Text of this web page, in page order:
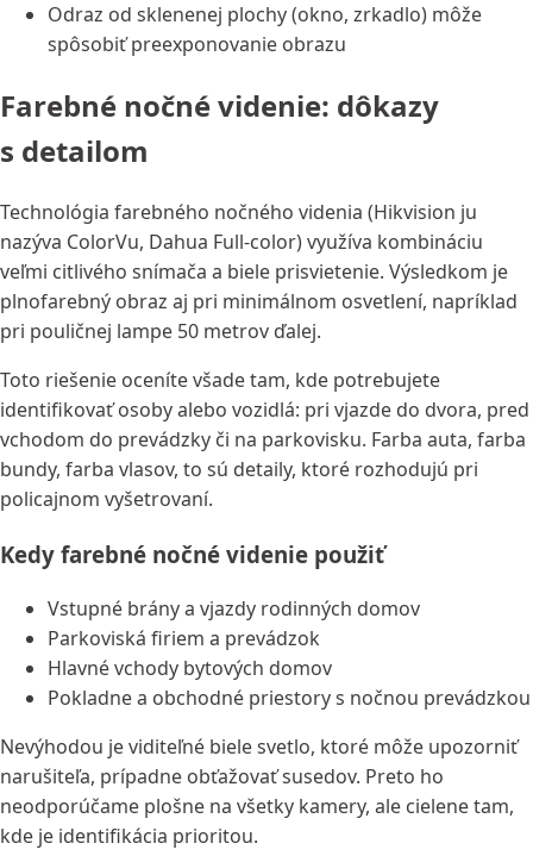
Odraz od sklenenej plochy (okno, zrkadlo) môže
spôsobiť preexponovanie obrazu
Farebné nočné videnie: dôkazy
s detailom
Technológia farebného nočného videnia (Hikvision ju
nazýva ColorVu, Dahua Full-color) využíva kombináciu
veľmi citlivého snímača a biele prisvietenie. Výsledkom je
plnofarebný obraz aj pri minimálnom osvetlení, napríklad
pri pouličnej lampe 50 metrov ďalej.
Toto riešenie oceníte všade tam, kde potrebujete
identifikovať osoby alebo vozidlá: pri vjazde do dvora, pred
vchodom do prevádzky či na parkovisku. Farba auta, farba
bundy, farba vlasov, to sú detaily, ktoré rozhodujú pri
policajnom vyšetrovaní.
Kedy farebné nočné videnie použiť
Vstupné brány a vjazdy rodinných domov
Parkoviská firiem a prevádzok
Hlavné vchody bytových domov
Pokladne a obchodné priestory s nočnou prevádzkou
Nevýhodou je viditeľné biele svetlo, ktoré môže upozorniť
narušiteľa, prípadne obťažovať susedov. Preto ho
neodporúčame plošne na všetky kamery, ale cielene tam,
kde je identifikácia prioritou.